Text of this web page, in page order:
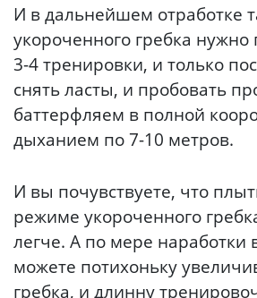
И в дальнейшем отработке
укороченного гребка нужно
3-4 тренировки, и только
снять ласты, и пробовать
баттерфляем в полной
дыханием по 7-10 метров.
И вы почувствуете, что
режиме укороченного
легче. А по мере наработки
можете потихоньку
гребка, и длинну